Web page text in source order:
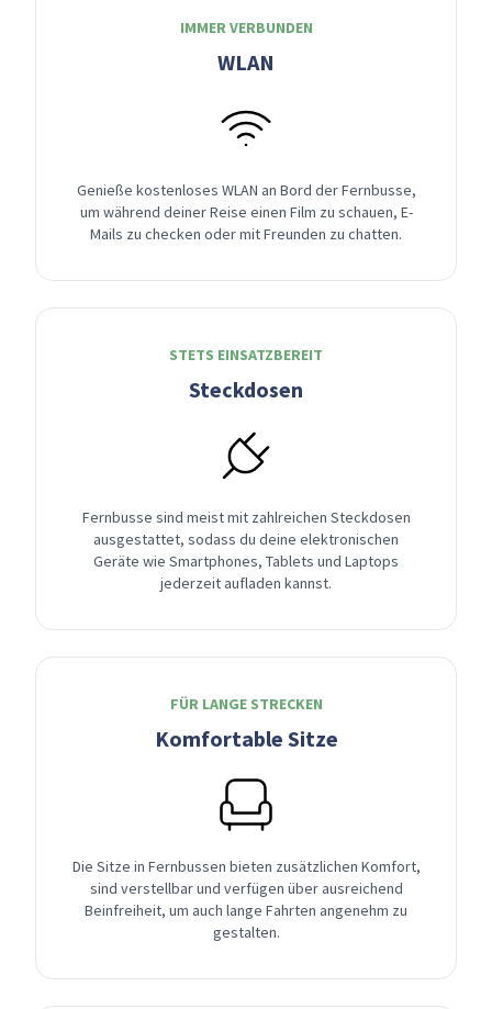
IMMER VERBUNDEN
WLAN
Genieße kostenloses WLAN an Bord der Fernbusse,
um während deiner Reise einen Film zu schauen, E-
Mails zu checken oder mit Freunden zu chatten.
STETS EINSATZBEREIT
Steckdosen
Fernbusse sind meist mit zahlreichen Steckdosen
ausgestattet, sodass du deine elektronischen
Geräte wie Smartphones, Tablets und Laptops
jederzeit aufladen kannst.
FÜR LANGE STRECKEN
Komfortable Sitze
Die Sitze in Fernbussen bieten zusätzlichen Komfort,
sind verstellbar und verfügen über ausreichend
Beinfreiheit, um auch lange Fahrten angenehm zu
gestalten.